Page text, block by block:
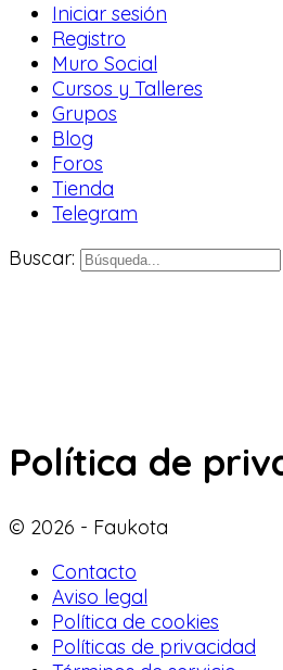
Iniciar sesión
Registro
Muro Social
Cursos y Talleres
Grupos
Blog
Foros
Tienda
Telegram
Buscar:
Política de
© 2026 - Faukota
Contacto
Aviso legal
Política de cookies
Políticas de privacidad